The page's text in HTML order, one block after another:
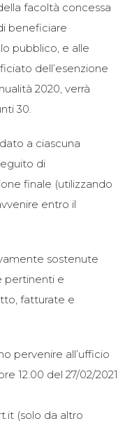
facoltà concessa
beneficiare
pubblico, e alle
dell’esenzione
2020, verrà
30.
a ciascuna
di
finale (utilizzando
entro il
sostenute
pertinenti e
fatturate e
pervenire all’ufficio
12.00 del 27/02/2021
(solo da altro